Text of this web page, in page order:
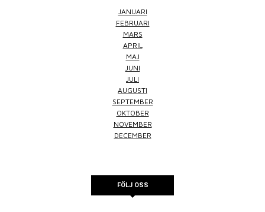
JANUARI
FEBRUARI
MARS
APRIL
MAJ
JUNI
JULI
AUGUSTI
SEPTEMBER
OKTOBER
NOVEMBER
DECEMBER
FÖLJ OSS